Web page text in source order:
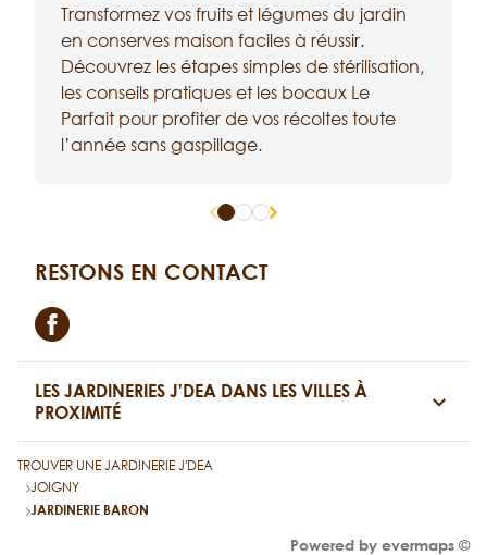
Transformez vos fruits et légumes du jardin
en conserves maison faciles à réussir.
Découvrez les étapes simples de stérilisation,
les conseils pratiques et les bocaux Le
Parfait pour profiter de vos récoltes toute
l’année sans gaspillage.
RESTONS EN CONTACT
Facebook
LES JARDINERIES J'DEA DANS LES VILLES À
PROXIMITÉ
TROUVER UNE JARDINERIE J'DEA
JOIGNY
JARDINERIE BARON
Powered by evermaps ©